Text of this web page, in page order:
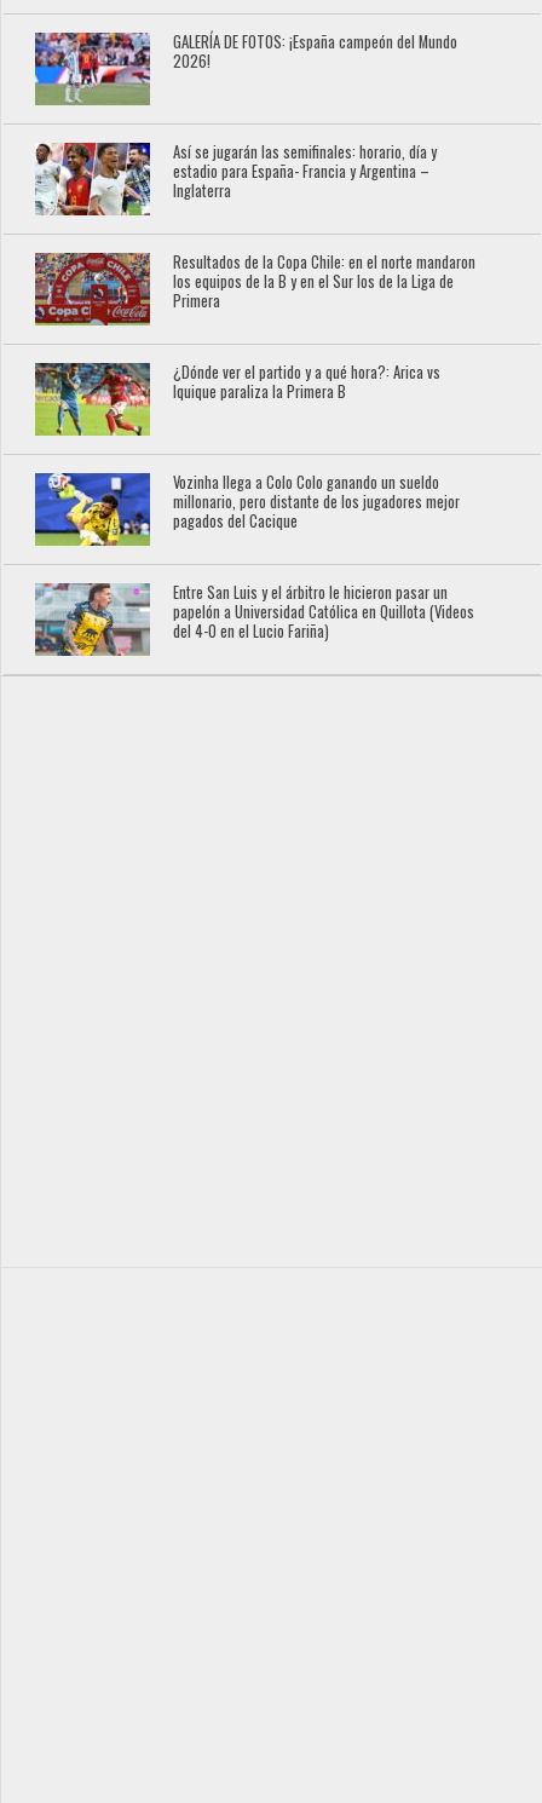
GALERÍA DE FOTOS: ¡España campeón del Mundo
2026!
Así se jugarán las semifinales: horario, día y
estadio para España- Francia y Argentina –
Inglaterra
Resultados de la Copa Chile: en el norte mandaron
los equipos de la B y en el Sur los de la Liga de
Primera
¿Dónde ver el partido y a qué hora?: Arica vs
Iquique paraliza la Primera B
Vozinha llega a Colo Colo ganando un sueldo
millonario, pero distante de los jugadores mejor
pagados del Cacique
Entre San Luis y el árbitro le hicieron pasar un
papelón a Universidad Católica en Quillota (Videos
del 4-0 en el Lucio Fariña)